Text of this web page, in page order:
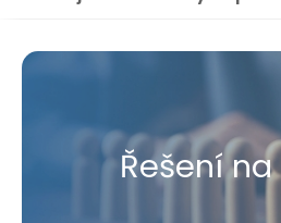
Řešení